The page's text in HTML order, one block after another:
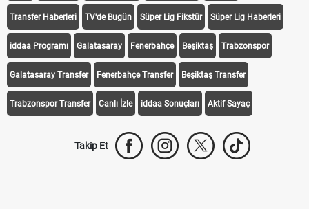
iddaa Canlı Skor Puan Durumu Canlı Anlatım At Yarışı
Transfer Haberleri TV'de Bugün Süper Lig Fikstür Süper Lig Haberleri
iddaa Programı Galatasaray Fenerbahçe Beşiktaş Trabzonspor
Galatasaray Transfer Fenerbahçe Transfer Beşiktaş Transfer
Trabzonspor Transfer Canlı İzle iddaa Sonuçları Aktif Sayaç